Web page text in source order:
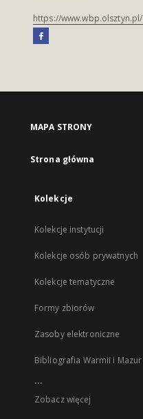
https://www.wbp.olsztyn.pl/
MAPA STRONY
Strona główna
Kolekcje
Kolekcje instytucji
Kolekcje osób prywatnych
Kolekcje tematyczne
Formy zbiorów
Zasoby elektroniczne
Bibliografia Warmii i Mazur
...
Zobacz więcej